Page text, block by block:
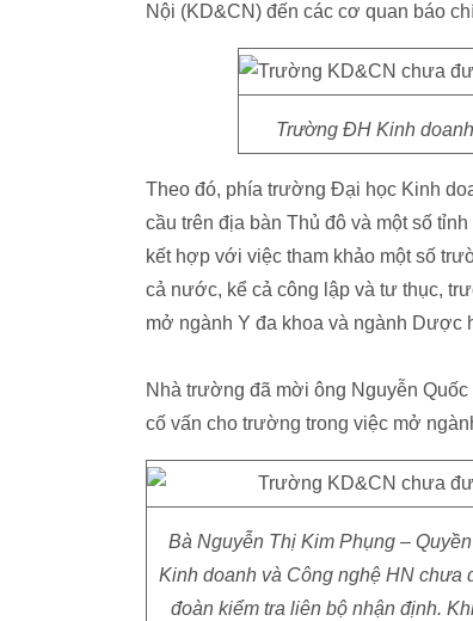
Nội (KD&CN) đến các cơ quan báo
Trường ĐH Kinh
Theo đó, phía trường Đại học Kinh
cầu trên địa bàn Thủ đô và một số
kết hợp với việc tham khảo một số
cả nước, kể cả công lập và tư thục,
mở ngành Y đa khoa và ngành Dược
Nhà trường đã mời ông Nguyễn
cố vấn cho trường trong việc mở
Bà Nguyễn Thị Kim Phụng –
Kinh doanh và Công nghệ HN chưa
đoàn kiểm tra liên bộ nhận định.